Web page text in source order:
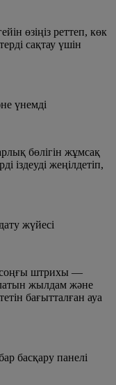
өзіңіз реттеп, көк
сақтау үшін
үнемді
бөлігін жұмсақ
іздеуді жеңілдетіп,
жүйесі
соңғы штрихы —
жылдам және
бағытталған ауа
басқару панелі